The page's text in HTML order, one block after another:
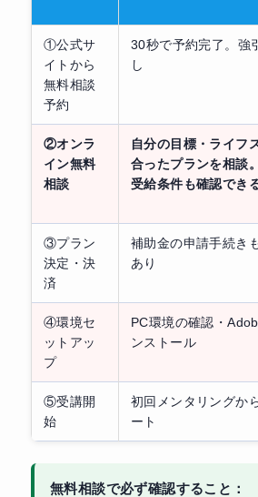
①公式サ
イトから
無料相談
予約
30秒で予約完了。強
し
②オンラ
イン無料
相談
自分の目標・ライフ
合ったプランを相談
受給条件も確認でき
③プラン
決定・決
済
補助金の申請手続き
あり
④環境セ
ットアッ
プ
PC環境の確認・
ンストール
⑤受講開
始
初回メンタリングか
ート
無料相談で必ず確認すること：